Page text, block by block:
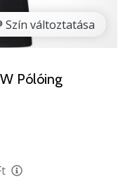
Szín változtatása
Pólóing